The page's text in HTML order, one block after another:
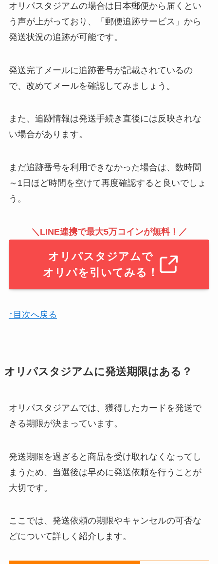
オリパスタジアムの場合は日本郵便から届くとい
う声が上がっており、「郵便追跡サービス」から
発送状況の追跡が可能です。
発送完了メールに追跡番号が記載されているの
で、改めてメールを確認してみましょう。
また、追跡情報は発送手続き直後には反映されな
い場合があります。
まだ追跡番号を利用できなかった場合は、数時間
～1日ほど時間を空けて再度確認すると良いでしょ
う。
＼LINE連携で最大5万コインが無料！／
オリパスタジアムで
オリパを引いてみる！
↑目次へ戻る
オリパスタジアムに発送期限はある？
オリパスタジアムでは、獲得したカードを発送で
きる期限が決まっています。
発送期限を過ぎると商品を受け取れなくなってし
まうため、当選後は早めに発送依頼を行うことが
大切です。
ここでは、発送依頼の期限やキャンセルの可否な
どについて詳しく紹介します。